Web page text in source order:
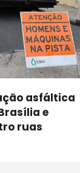
asfáltica
e
ruas